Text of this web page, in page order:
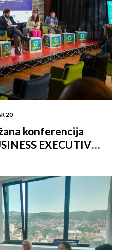
20
konferencija
EXECUTIVE